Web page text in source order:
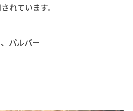
れています。
パルパー